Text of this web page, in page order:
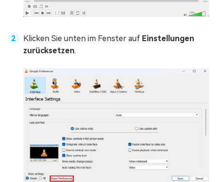
Klicken Sie unten im Fenster auf Einstellungen
zurücksetzen.